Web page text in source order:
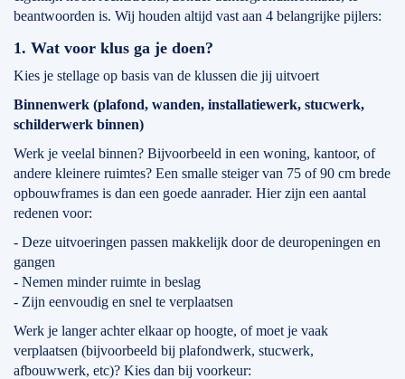
beantwoorden is. Wij houden altijd vast aan 4 belangrijke pijlers:
1. Wat voor klus ga je doen?
Kies je stellage op basis van de klussen die jij uitvoert
Binnenwerk (plafond, wanden, installatiewerk, stucwerk,
schilderwerk binnen)
Werk je veelal binnen? Bijvoorbeeld in een woning, kantoor, of
andere kleinere ruimtes? Een smalle steiger van 75 of 90 cm brede
opbouwframes is dan een goede aanrader. Hier zijn een aantal
redenen voor:
- Deze uitvoeringen passen makkelijk door de deuropeningen en
gangen
- Nemen minder ruimte in beslag
- Zijn eenvoudig en snel te verplaatsen
Werk je langer achter elkaar op hoogte, of moet je vaak
verplaatsen (bijvoorbeeld bij plafondwerk, stucwerk,
afbouwwerk, etc)? Kies dan bij voorkeur: